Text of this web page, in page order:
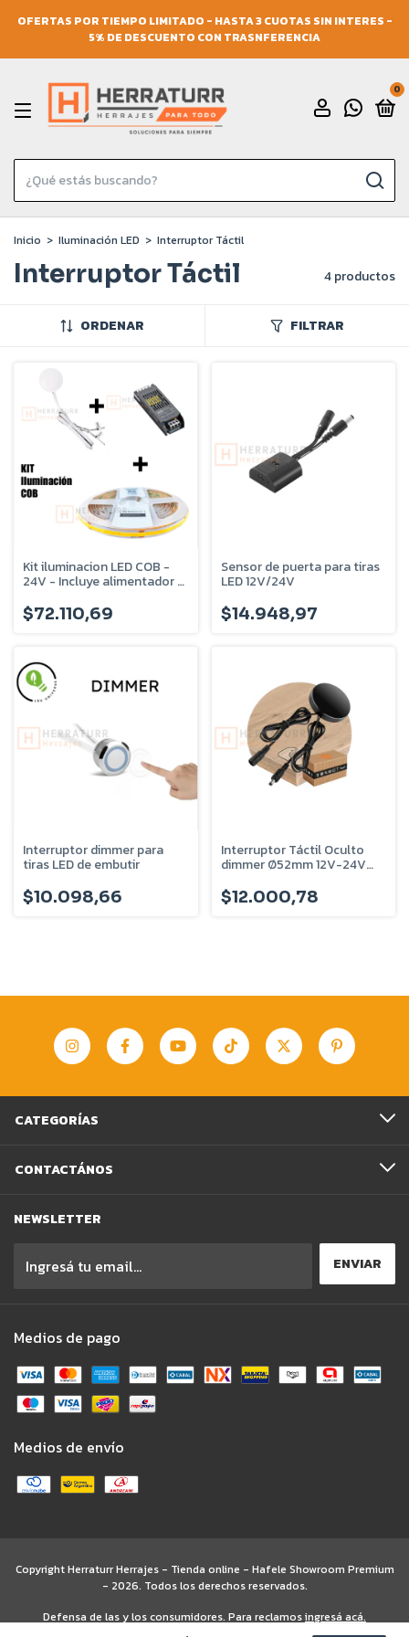
OFERTAS POR TIEMPO LIMITADO - HASTA 3 CUOTAS SIN INTERES -
5% DE DESCUENTO CON TRASNFERENCIA
0
Inicio > Iluminación LED > Interruptor Táctil
Interruptor Táctil 4 productos
ORDENAR FILTRAR
Kit iluminacion LED COB -
24V - Incluye alimentador +
$72.110,69
Sensor de puerta para tiras
LED 12V/24V
$14.948,97
Interruptor dimmer para
tiras LED de embutir
$10.098,66
Interruptor Táctil Oculto
dimmer Ø52mm 12V-24V
$12.000,78
CATEGORÍAS
CONTACTÁNOS
NEWSLETTER
Medios de pago
Medios de envío
Copyright Herraturr Herrajes - Tienda online - Hafele Showroom Premium
- 2026. Todos los derechos reservados.
Defensa de las y los consumidores. Para reclamosingresá acá.